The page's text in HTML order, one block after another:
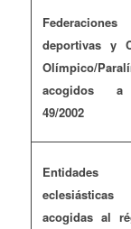
Federaciones
deportivas y
Olímpico/
acogidos
49/2002
Entidades
eclesiásticas
acogidas al